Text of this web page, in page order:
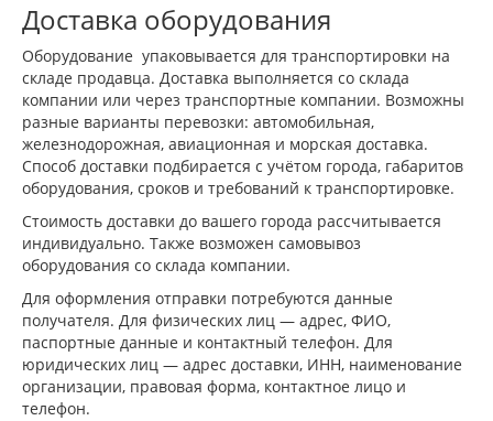
Доставка оборудования
Оборудование упаковывается для транспортировки на
складе продавца. Доставка выполняется со склада
компании или через транспортные компании. Возможны
разные варианты перевозки: автомобильная,
железнодорожная, авиационная и морская доставка.
Способ доставки подбирается с учётом города, габаритов
оборудования, сроков и требований к транспортировке.
Стоимость доставки до вашего города рассчитывается
индивидуально. Также возможен самовывоз
оборудования со склада компании.
Для оформления отправки потребуются данные
получателя. Для физических лиц — адрес, ФИО,
паспортные данные и контактный телефон. Для
юридических лиц — адрес доставки, ИНН, наименование
организации, правовая форма, контактное лицо и
телефон.